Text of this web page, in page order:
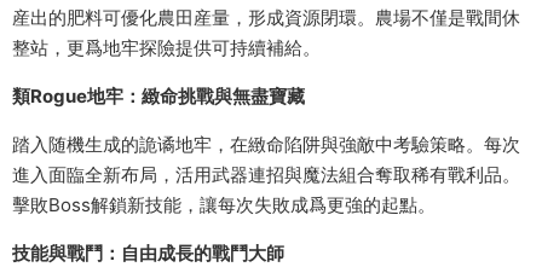
産出的肥料可優化農田産量，形成資源閉環。農場不僅是戰間休
整站，更爲地牢探險提供可持續補給。
類Rogue地牢：緻命挑戰與無盡寶藏
踏入随機生成的詭谲地牢，在緻命陷阱與強敵中考驗策略。每次
進入面臨全新布局，活用武器連招與魔法組合奪取稀有戰利品。
擊敗Boss解鎖新技能，讓每次失敗成爲更強的起點。
技能與戰鬥：自由成長的戰鬥大師